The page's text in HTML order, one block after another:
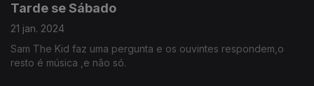
Tarde se Sábado
21 jan. 2024
Sam The Kid faz uma pergunta e os ouvintes respondem,o
resto é música ,e não só.